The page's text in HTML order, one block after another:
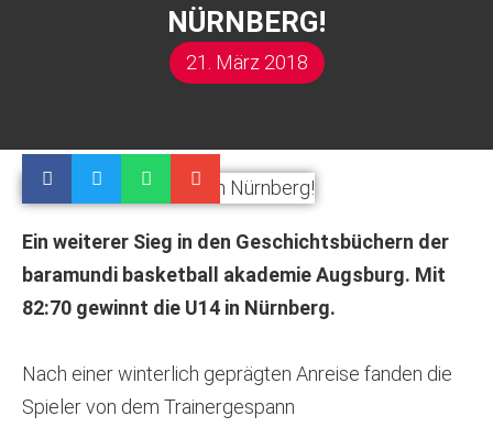
NÜRNBERG!
21. März 2018
Ein weiterer Sieg in den Geschichtsbüchern der
baramundi basketball akademie Augsburg. Mit
82:70 gewinnt die U14 in Nürnberg.
Nach einer winterlich geprägten Anreise fanden die
Spieler von dem Trainergespann